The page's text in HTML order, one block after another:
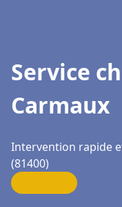
Service
Carmaux
Intervention rapide
(81400)